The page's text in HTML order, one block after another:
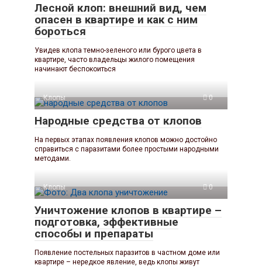
Лесной клоп: внешний вид, чем
опасен в квартире и как с ним
бороться
Увидев клопа темно-зеленого или бурого цвета в
квартире, часто владельцы жилого помещения
начинают беспокоиться
Клопы 0
Народные средства от клопов
На первых этапах появления клопов можно достойно
справиться с паразитами более простыми народными
методами.
Клопы 0
Уничтожение клопов в квартире –
подготовка, эффективные
способы и препараты
Появление постельных паразитов в частном доме или
квартире – нередкое явление, ведь клопы живут